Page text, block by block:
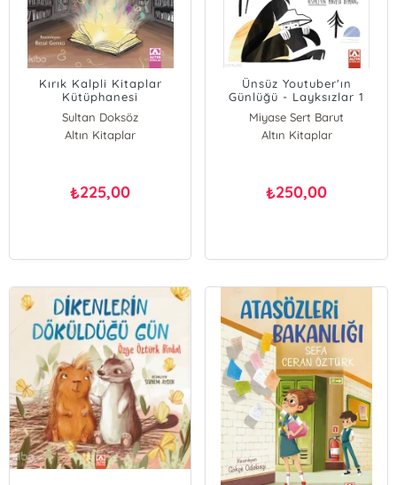
Kırık Kalpli Kitaplar
Kütüphanesi
Sultan Doksöz
Altın Kitaplar
₺225,00
Ünsüz Youtuber'ın
Günlüğü - Layksızlar 1
Miyase Sert Barut
Altın Kitaplar
₺250,00